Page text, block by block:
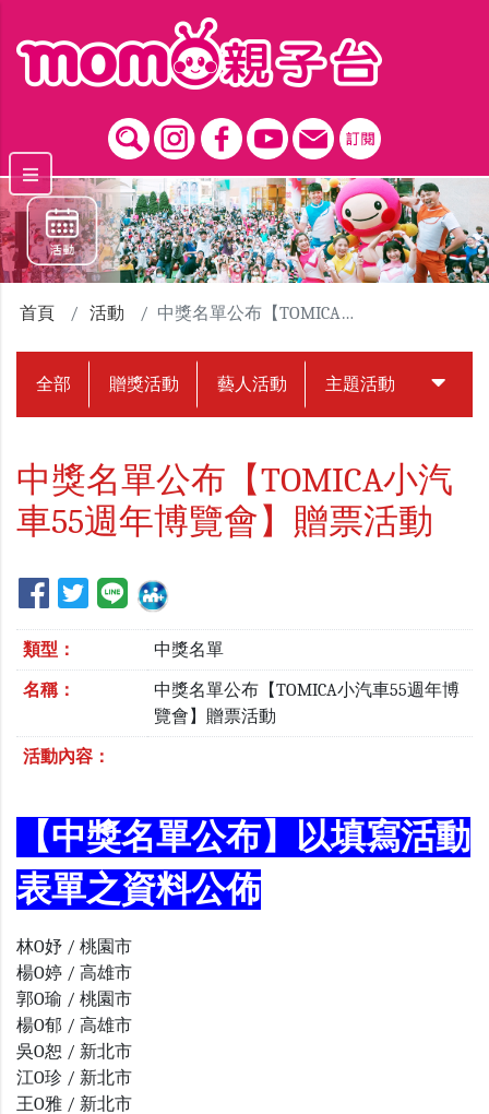
首頁 活動 中獎名單公布【TOMICA小汽車55週年博覽會】贈票活動
全部 贈獎活動 藝人活動 主題活動 中獎名
中獎名單公布【TOMICA小汽
車55週年博覽會】贈票活動
類型： 中獎名單
名稱：
中獎名單公布【TOMICA小汽車55週年博
覽會】贈票活動
活動內容：
【中獎名單公布】以填寫活動
表單之資料公佈
林O妤 / 桃園市
楊O婷 / 高雄市
郭O瑜 / 桃園市
楊O郁 / 高雄市
吳O恕 / 新北市
江O珍 / 新北市
王O雅 / 新北市